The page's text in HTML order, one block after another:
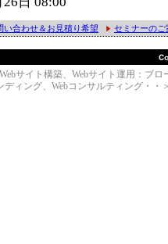
い合わせ＆お見積り希望 セミナーのご
サイト構築、Webサイト運用：ブ
ィング、Webコンサルティング・